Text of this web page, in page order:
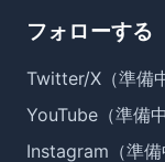
フォローする
Twitter/X（準備中
YouTube（準備中
Instagram（準備